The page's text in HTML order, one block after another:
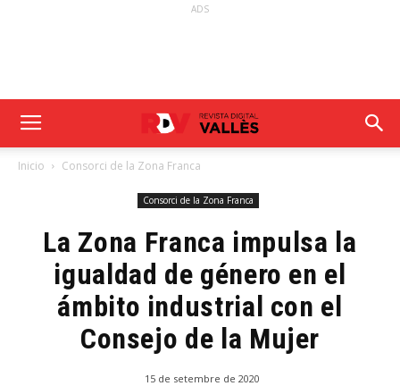
ADS
Inicio Consorci de la Zona Franca
Consorci de la Zona Franca
La Zona Franca impulsa la
igualdad de género en el
ámbito industrial con el
Consejo de la Mujer
15 de setembre de 2020